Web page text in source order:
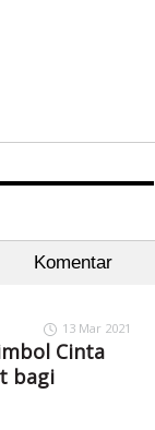
Komentar
13 Mar 2021
Cinta
bagi